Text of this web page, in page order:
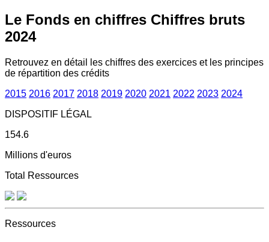
Le Fonds en chiffres Chiffres bruts
2024
Retrouvez en détail les chiffres des exercices et les principes
de répartition des crédits
2015 2016 2017 2018 2019 2020 2021 2022 2023 2024
DISPOSITIF LÉGAL
154.6
Millions d'euros
Total Ressources
Ressources